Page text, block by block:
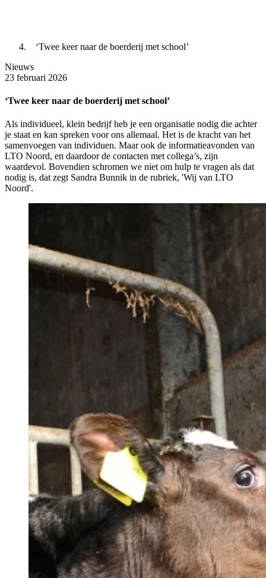
‘Twee keer naar de boerderij met school’
Nieuws
23 februari 2026
‘Twee keer naar de boerderij met school’
Als individueel, klein bedrijf heb je een organisatie nodig die achter
je staat en kan spreken voor ons allemaal. Het is de kracht van het
samenvoegen van individuen. Maar ook de informatieavonden van
LTO Noord, en daardoor de contacten met collega’s, zijn
waardevol. Bovendien schromen we niet om hulp te vragen als dat
nodig is, dat zegt Sandra Bunnik in de rubriek, 'Wij van LTO
Noord'.